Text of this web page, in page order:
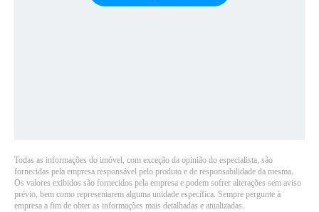
Todas as informações do imóvel, com exceção da opinião do especialista, são
fornecidas pela empresa responsável pelo produto e de responsabilidade da mesma.
Os valores exibidos são fornecidos pela empresa e podem sofrer alterações sem aviso
prévio, bem como representarem alguma unidade específica. Sempre pergunte à
empresa a fim de obter as informações mais detalhadas e atualizadas.